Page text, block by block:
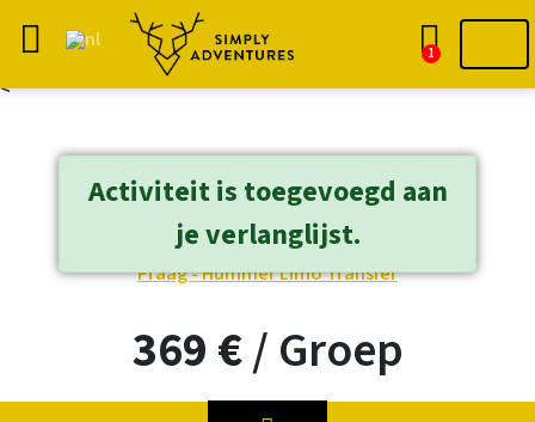
1
<
« Terug - Praag
Previous Next
369 €/Groep
Activiteit is toegevoegd aan
je verlanglijst.